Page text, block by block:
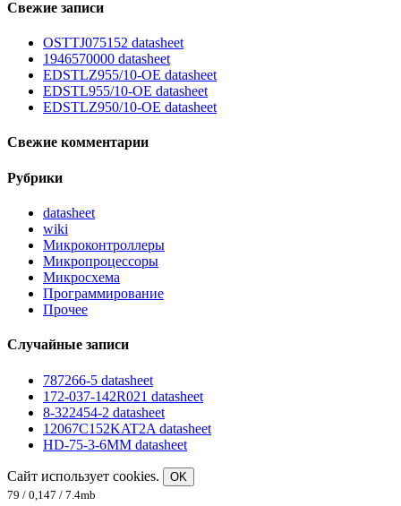
Свежие записи
OSTTJ075152 datasheet
1946570000 datasheet
EDSTLZ955/10-OE datasheet
EDSTL955/10-OE datasheet
EDSTLZ950/10-OE datasheet
Свежие комментарии
Рубрики
datasheet
wiki
Микроконтроллеры
Микропроцессоры
Микросхема
Программирование
Прочее
Случайные записи
787266-5 datasheet
172-037-142R021 datasheet
8-322454-2 datasheet
12067C152KAT2A datasheet
HD-75-3-6MM datasheet
Сайт использует cookies.
OK
79 / 0,147 / 7.4mb